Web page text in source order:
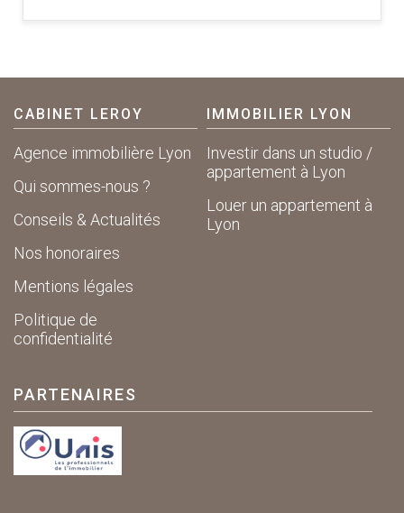
CABINET LEROY
Agence immobilière Lyon
Qui sommes-nous ?
Conseils & Actualités
Nos honoraires
Mentions légales
Politique de
confidentialité
IMMOBILIER LYON
Investir dans un studio /
appartement à Lyon
Louer un appartement à
Lyon
PARTENAIRES